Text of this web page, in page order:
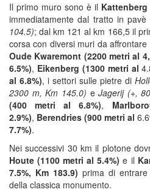
Il primo muro sono è il Kattenberg
immediatamente dal tratto in pavè
104.5); dal km 121 al km 166,5 il
corsa con diversi muri da
Oude Kwaremont (2200 metri al
6.5%), Eikenberg (1300 metri al
al 6.8%), i settori sulle pietre di
2300 m, Km 145.0) eJagerij (+,
(400 metri al 6.8%),
2.9%), Berendries (900 metri al
7.7%).
Nei successivi 30 km il plotone
Houte (1100 metri al 5.4%)e il
7.5%, Km 183.9) prima di
della classica monumento.